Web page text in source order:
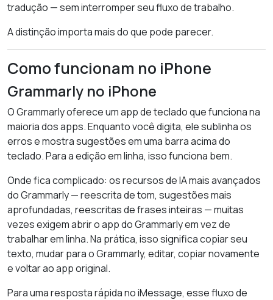
tradução — sem interromper seu fluxo de trabalho.
A distinção importa mais do que pode parecer.
Como funcionam no iPhone
Grammarly no iPhone
O Grammarly oferece um app de teclado que funciona na
maioria dos apps. Enquanto você digita, ele sublinha os
erros e mostra sugestões em uma barra acima do
teclado. Para a edição em linha, isso funciona bem.
Onde fica complicado: os recursos de IA mais avançados
do Grammarly — reescrita de tom, sugestões mais
aprofundadas, reescritas de frases inteiras — muitas
vezes exigem abrir o app do Grammarly em vez de
trabalhar em linha. Na prática, isso significa copiar seu
texto, mudar para o Grammarly, editar, copiar novamente
e voltar ao app original.
Para uma resposta rápida no iMessage, esse fluxo de